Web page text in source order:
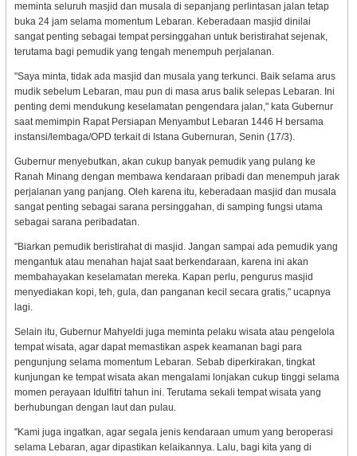
meminta seluruh masjid dan musala di sepanjang perlintasan jalan tetap
buka 24 jam selama momentum Lebaran. Keberadaan masjid dinilai
sangat penting sebagai tempat persinggahan untuk beristirahat sejenak,
terutama bagi pemudik yang tengah menempuh perjalanan.
"Saya minta, tidak ada masjid dan musala yang terkunci. Baik selama arus
mudik sebelum Lebaran, mau pun di masa arus balik selepas Lebaran. Ini
penting demi mendukung keselamatan pengendara jalan," kata Gubernur
saat memimpin Rapat Persiapan Menyambut Lebaran 1446 H bersama
instansi/lembaga/OPD terkait di Istana Gubernuran, Senin (17/3).
Gubernur menyebutkan, akan cukup banyak pemudik yang pulang ke
Ranah Minang dengan membawa kendaraan pribadi dan menempuh jarak
perjalanan yang panjang. Oleh karena itu, keberadaan masjid dan musala
sangat penting sebagai sarana persinggahan, di samping fungsi utama
sebagai sarana peribadatan.
"Biarkan pemudik beristirahat di masjid. Jangan sampai ada pemudik yang
mengantuk atau menahan hajat saat berkendaraan, karena ini akan
membahayakan keselamatan mereka. Kapan perlu, pengurus masjid
menyediakan kopi, teh, gula, dan panganan kecil secara gratis," ucapnya
lagi.
Selain itu, Gubernur Mahyeldi juga meminta pelaku wisata atau pengelola
tempat wisata, agar dapat memastikan aspek keamanan bagi para
pengunjung selama momentum Lebaran. Sebab diperkirakan, tingkat
kunjungan ke tempat wisata akan mengalami lonjakan cukup tinggi selama
momen perayaan Idulfitri tahun ini. Terutama sekali tempat wisata yang
berhubungan dengan laut dan pulau.
"Kami juga ingatkan, agar segala jenis kendaraan umum yang beroperasi
selama Lebaran, agar dipastikan kelaikannya. Lalu, bagi kita yang di